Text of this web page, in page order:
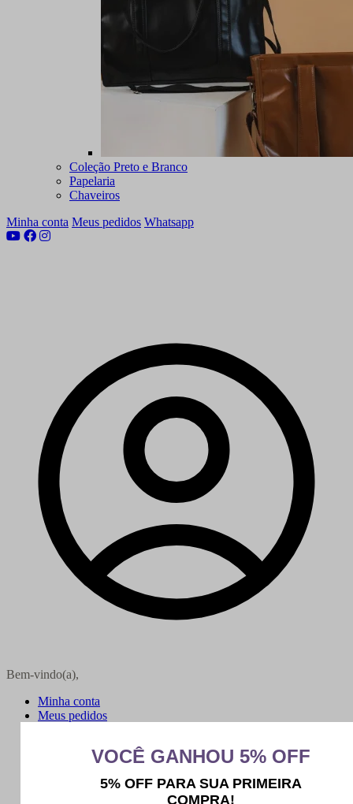
Coleção Preto e Branco
Papelaria
Chaveiros
Minha conta Meus pedidos Whatsapp
Bem-vindo(a),
Minha conta
Meus pedidos